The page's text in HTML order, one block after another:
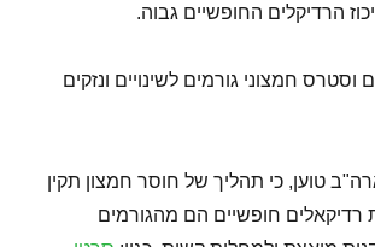
הרדיקלים החופשיים גבוה.
וסטרס חמצוני גורמים לשינויים ונזקים
טוען, כי תהליך של חוסר חמצון תקין
רדיקאלים חופשיים הם מהגורמים